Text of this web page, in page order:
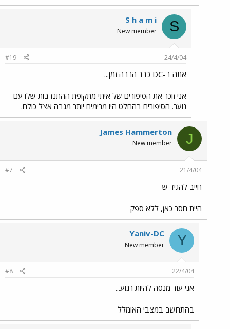
S
S h a m i
New member
24/4/04
#19
אתה ב-DC כבר הרבה זמן...
אני זוכר את הסיפורים של איתי מתקופת ההתנדבות שלו עם
נוער. הסיפורים בהחלט היו מרימים יותר מגבה אצל כולם.
J
James Hammerton
New member
21/4/04
#7
חייב להגיד ש
היית חסר כאן, ללא ספק
Y
Yaniv-DC
New member
22/4/04
#8
אני עוד מנסה להיות רגוע...
בהתחשב במצבי האומלל